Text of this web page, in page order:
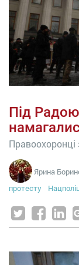
Під Радою
Правоохоронці
Ярина
протесту